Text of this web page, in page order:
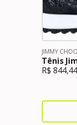
JIMMY CHOO
Tênis
R$ 844,44